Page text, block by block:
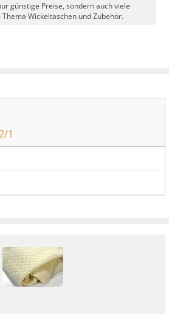
günstige Preise, sondern auch viele
Wickeltaschen und Zubehör.
1